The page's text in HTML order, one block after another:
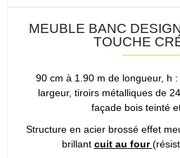
MEUBLE BANC
TOUCHE
90 cm à 1.90 m de longueur, h
largeur, tiroirs métalliques de
façade bois teinté
Structure en acier brossé effet
brillant cuit au four